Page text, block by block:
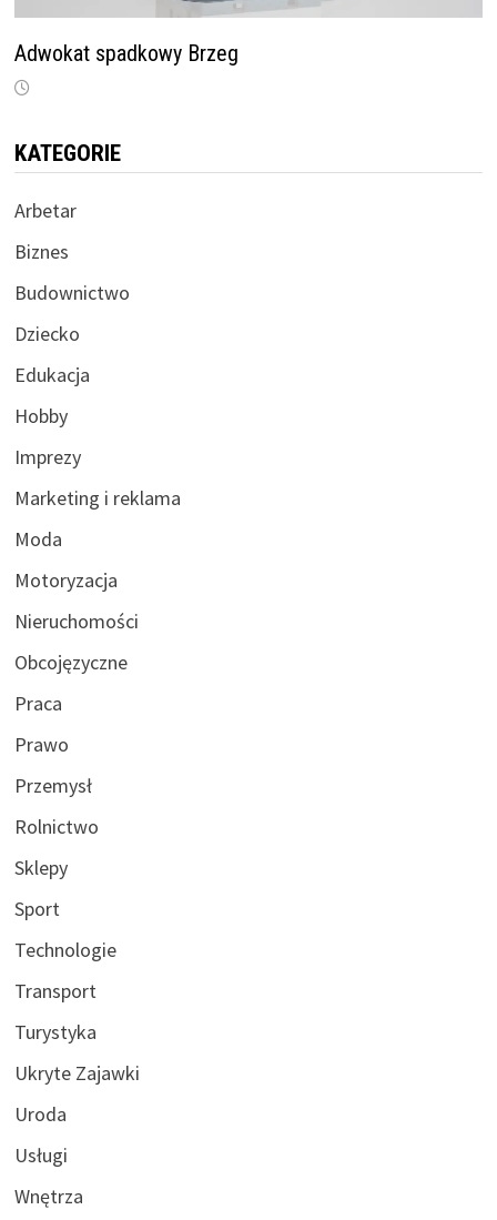
Adwokat spadkowy Brzeg
KATEGORIE
Arbetar
Biznes
Budownictwo
Dziecko
Edukacja
Hobby
Imprezy
Marketing i reklama
Moda
Motoryzacja
Nieruchomości
Obcojęzyczne
Praca
Prawo
Przemysł
Rolnictwo
Sklepy
Sport
Technologie
Transport
Turystyka
Ukryte Zajawki
Uroda
Usługi
Wnętrza